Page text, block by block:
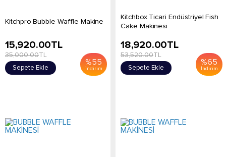
Kitchpro Bubble Waffle Makine
%55
İndirim
15,920.00TL
35,000.00TL
Sepete Ekle
Kitchbox Ticari Endüstriyel Fish
Cake Makinesi
%65
İndirim
18,920.00TL
53,520.00TL
Sepete Ekle